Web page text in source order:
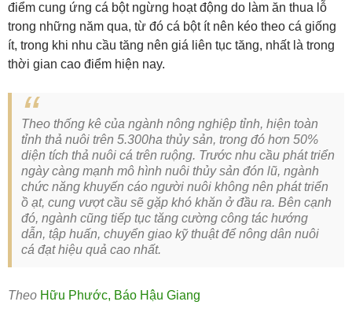
điểm cung ứng cá bột ngừng hoạt động do làm ăn thua lỗ
trong những năm qua, từ đó cá bột ít nên kéo theo cá giống
ít, trong khi nhu cầu tăng nên giá liên tục tăng, nhất là trong
thời gian cao điểm hiện nay.
Theo thống kê của ngành nông nghiệp tỉnh, hiện toàn
tỉnh thả nuôi trên 5.300ha thủy sản, trong đó hơn 50%
diện tích thả nuôi cá trên ruộng. Trước nhu cầu phát triển
ngày càng mạnh mô hình nuôi thủy sản đón lũ, ngành
chức năng khuyến cáo người nuôi không nên phát triển
ồ ạt, cung vượt cầu sẽ gặp khó khăn ở đầu ra. Bên cạnh
đó, ngành cũng tiếp tục tăng cường công tác hướng
dẫn, tập huấn, chuyển giao kỹ thuật để nông dân nuôi
cá đạt hiệu quả cao nhất.
Theo Hữu Phước, Báo Hậu Giang